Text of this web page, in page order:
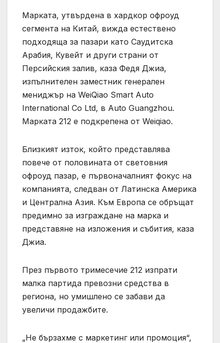
Марката, утвърдена в хардкор офроуд
сегмента на Китай, вижда естествено
подходяща за пазари като Саудитска
Арабия, Кувейт и други страни от
Персийския залив, каза Федя Джиа,
изпълнителен заместник генерален
мениджър на WeiQiao Smart Auto
International Co Ltd, в Auto Guangzhou.
Марката 212 е подкрепена от Weiqiao.
Близкият изток, който представлява
повече от половината от световния
офроуд пазар, е първоначалният фокус на
компанията, следван от Латинска Америка
и Централна Азия. Към Европа се обръщат
предимно за изграждане на марка и
представяне на изложения и събития, каза
Джиа.
През първото тримесечие 212 изпрати
малка партида превозни средства в
региона, но умишлено се забави да
увеличи продажбите.
„Не бързахме с маркетинг или промоция“,